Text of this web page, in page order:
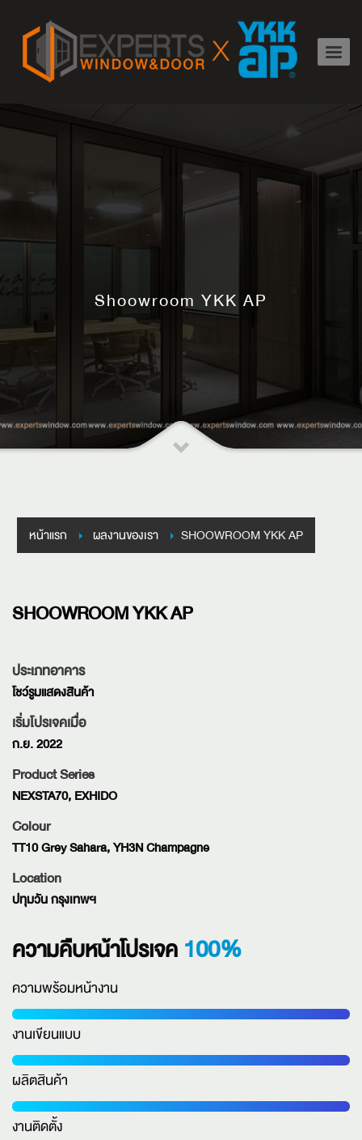
Shoowroom YKK AP
หน้าแรก ผลงานของเรา SHOOWROOM YKK AP
SHOOWROOM YKK AP
ประเภทอาคาร
โชว์รูมแสดงสินค้า
เริ่มโปรเจคเมื่อ
ก.ย. 2022
Product Series
NEXSTA70, EXHIDO
Colour
TT10 Grey Sahara, YH3N Champagne
Location
ปทุมวัน กรุงเทพฯ
ความคืบหน้าโปรเจค 100%
ความพร้อมหน้างาน
งานเขียนแบบ
ผลิตสินค้า
งานติดตั้ง